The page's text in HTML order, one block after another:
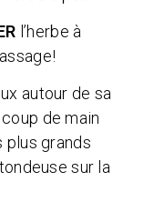
l’herbe à
autour de sa
de main
plus grands
sur la